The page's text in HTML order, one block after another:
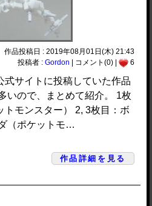
作品投稿日 : 2019年08月01日(木) 21:43
投稿者 :Gordon | コメント(0) | 6
式サイトに投稿していた作品
いので、まとめて紹介。 1枚
トモンスター） 2, 3枚目：ボ
（ポケットモ…
作品詳細を見る